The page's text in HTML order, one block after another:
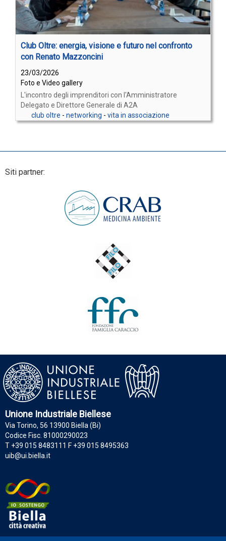
Club Oltre: energia, visione e futuro nel confronto
con Renato Mazzoncini
23/03/2026
Foto e Video gallery
L'incontro degli imprenditori con l'Amministratore
Delegato e Direttore Generale di A2A
club oltre - networking - vita in associazione
Siti partner:
Unione Industriale Biellese
Via Torino, 56 13900 Biella (Bi)
Codice Fisc. 81000290023
T +39 015 8483111 F +39 015 8495363
uib@ui.biella.it